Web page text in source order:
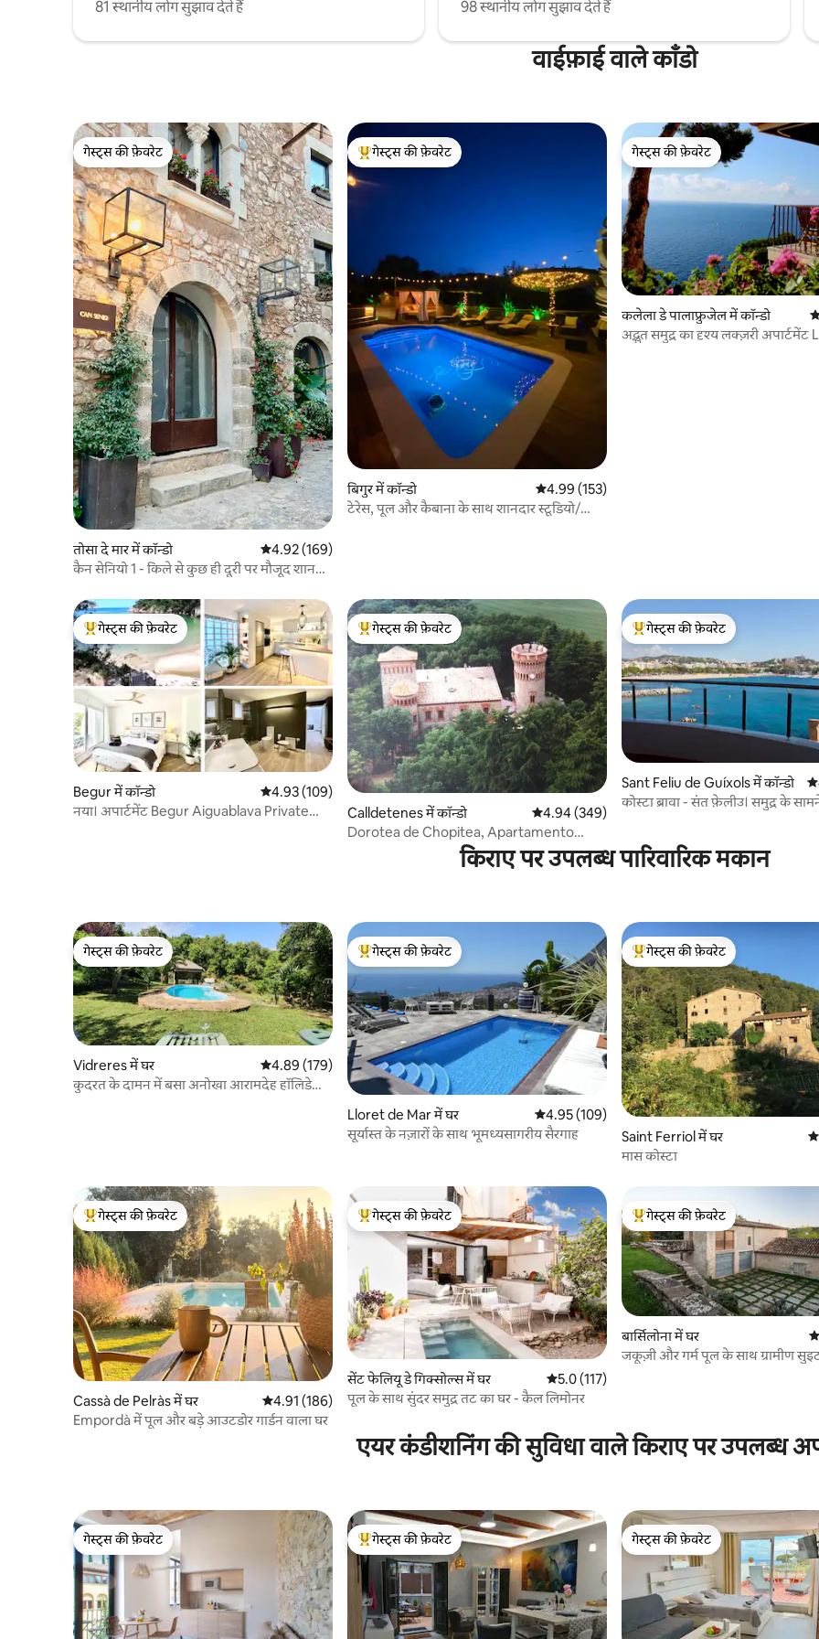
81 स्थानीय लोग सुझाव देते हैं
98 स्थानीय लोग सुझाव देते हैं
वाईफ़ाई वाले काँडो
गेस्ट्स की फ़ेवरेट
गेस्ट्स की फ़ेवरेट
तोसा दे मार में कॉन्डो औसत रेटिंग 5 में से 4.92, 169 समीक्षाएँ
4.92 (169)
कैन सेनियो 1 - किले से कुछ ही दूरी पर मौजूद शानदार
गेस्ट्स का टॉप फ़ेवरेट
गेस्ट्स की फ़ेवरेट
बिगुर में कॉन्डो औसत रेटिंग 5 में से 4.99, 153 समीक्षाएँ
4.99 (153)
टेरेस, पूल और कैबाना के साथ शानदार स्टूडियो/
गेस्ट्स की फ़ेवरेट
गेस्ट्स की फ़ेवरेट
कलेला डे पालाफ्रुजेल में कॉन्डो
अद्भुत समुद्र का दृश्य लक्ज़री अपार्टमेंट
गेस्ट्स का टॉप फ़ेवरेट
गेस्ट्स की फ़ेवरेट
Begur में कॉन्डो औसत रेटिंग 5 में से 4.93, 109 समीक्षाएँ
4.93 (109)
नया। अपार्टमेंट Begur Aiguablava Private
गेस्ट्स का टॉप फ़ेवरेट
गेस्ट्स की फ़ेवरेट
Calldetenes में कॉन्डो औसत रेटिंग 5 में से 4.94, 349 समीक्षाएँ
4.94 (349)
Dorotea de Chopitea, Apartamento
गेस्ट्स का टॉप फ़ेवरेट
गेस्ट्स की फ़ेवरेट
Sant Feliu de Guíxols में कॉन्डो
कोस्टा ब्रावा - संत फ़ेलीउ। समुद्र के
किराए पर उपलब्ध पारिवारिक मकान
गेस्ट्स की फ़ेवरेट
गेस्ट्स की फ़ेवरेट
Vidreres में घर औसत रेटिंग 5 में से 4.89, 179 समीक्षाएँ
4.89 (179)
कुदरत के दामन में बसा अनोखा आरामदेह हॉलिडे
गेस्ट्स का टॉप फ़ेवरेट
गेस्ट्स की फ़ेवरेट
Lloret de Mar में घर औसत रेटिंग 5 में से 4.95, 109 समीक्षाएँ
4.95 (109)
सूर्यास्त के नज़ारों के साथ भूमध्यसागरीय सैरगाह
गेस्ट्स का टॉप फ़ेवरेट
गेस्ट्स की फ़ेवरेट
Saint Ferriol में घर
मास कोस्टा
गेस्ट्स का टॉप फ़ेवरेट
गेस्ट्स की फ़ेवरेट
Cassà de Pelràs में घर औसत रेटिंग 5 में से 4.91, 186 समीक्षाएँ
4.91 (186)
Empordà में पूल और बड़े आउटडोर गार्डन वाला घर
गेस्ट्स का टॉप फ़ेवरेट
गेस्ट्स की फ़ेवरेट
सेंट फेलियू डे गिक्सोल्स में घर औसत रेटिंग 5 में से 5.0, 117 समीक्षाएँ
5.0 (117)
पूल के साथ सुंदर समुद्र तट का घर - कैल लिमोनर
गेस्ट्स का टॉप फ़ेवरेट
गेस्ट्स की फ़ेवरेट
बार्सिलोना में घर
जकूज़ी और गर्म पूल के साथ ग्रामीण
एयर कंडीशनिंग की सुविधा वाले किराए पर उपलब्ध
गेस्ट्स की फ़ेवरेट
गेस्ट्स की फ़ेवरेट
गेस्ट्स का टॉप फ़ेवरेट
गेस्ट्स की फ़ेवरेट
गेस्ट्स की फ़ेवरेट
गेस्ट्स की फ़ेवरेट